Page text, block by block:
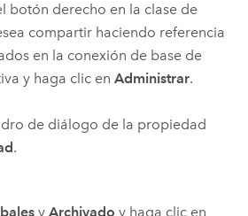
botón derecho en la clase de
compartir haciendo referencia
en la conexión de base de
y haga clic en Administrar.
de diálogo de la propiedad
.
y Archivado y haga clic en